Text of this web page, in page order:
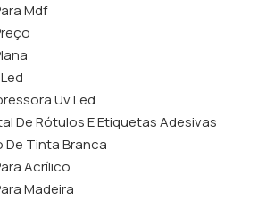
Mdf
Uv Led
De Rótulos E Etiquetas Adesivas
De Tinta Branca
Acrílico
Madeira